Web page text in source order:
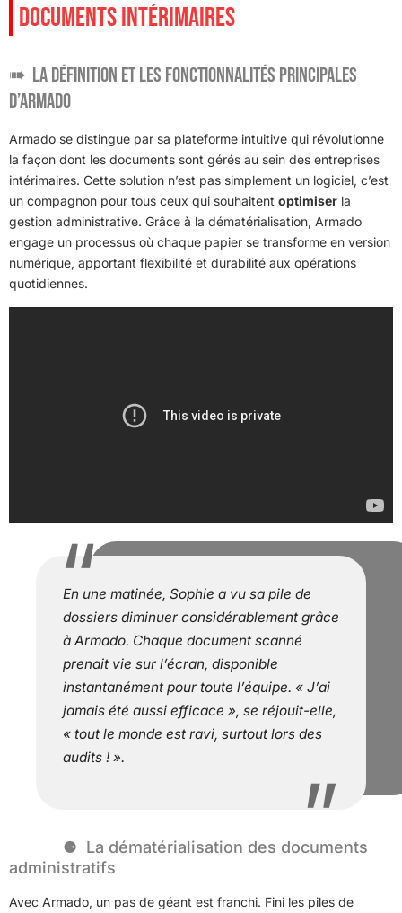
DOCUMENTS INTÉRIMAIRES
La définition et les fonctionnalités principales
d’Armado
Armado se distingue par sa plateforme intuitive qui révolutionne
la façon dont les documents sont gérés au sein des entreprises
intérimaires. Cette solution n’est pas simplement un logiciel, c’est
un compagnon pour tous ceux qui souhaitent optimiser la
gestion administrative. Grâce à la dématérialisation, Armado
engage un processus où chaque papier se transforme en version
numérique, apportant flexibilité et durabilité aux opérations
quotidiennes.
En une matinée, Sophie a vu sa pile de
dossiers diminuer considérablement grâce
à Armado. Chaque document scanné
prenait vie sur l’écran, disponible
instantanément pour toute l’équipe. « J’ai
jamais été aussi efficace », se réjouit-elle,
« tout le monde est ravi, surtout lors des
audits ! ».
La dématérialisation des documents
administratifs
Avec Armado, un pas de géant est franchi. Fini les piles de